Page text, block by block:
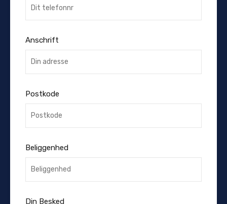
Anschrift
Postkode
Beliggenhed
Din Besked